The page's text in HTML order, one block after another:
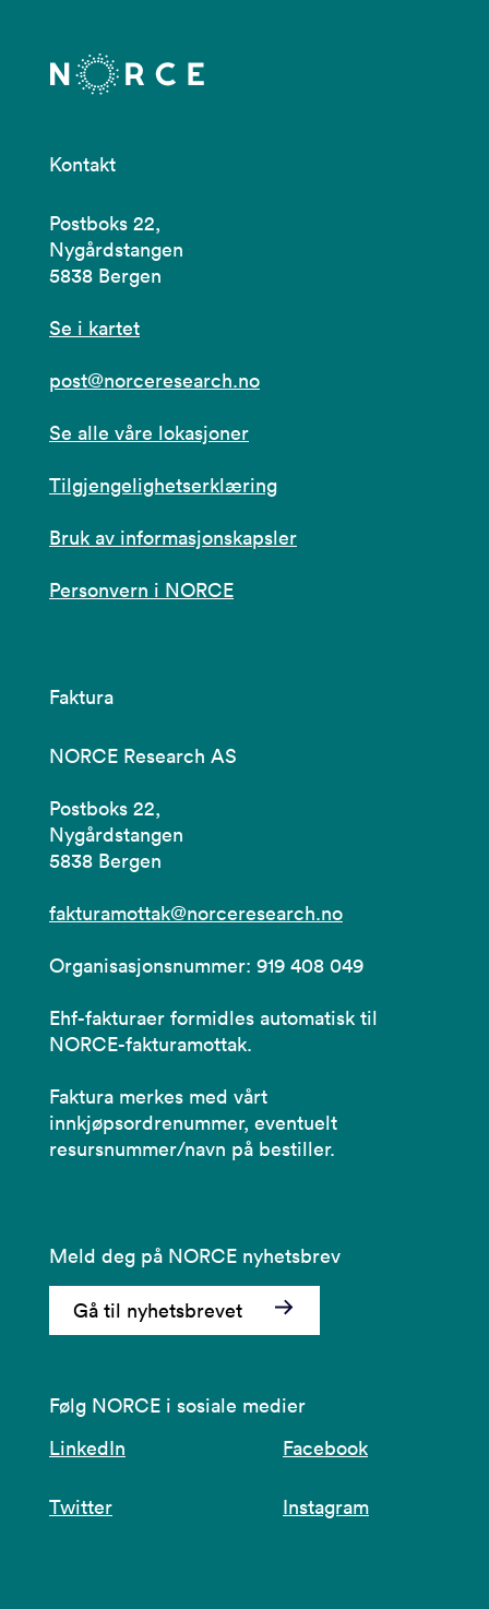
Kontakt
Postboks 22,
Nygårdstangen
5838 Bergen
Se i kartet
post@norceresearch.no
Se alle våre lokasjoner
Tilgjengelighetserklæring
Bruk av informasjonskapsler
Personvern i NORCE
Faktura
NORCE Research AS
Postboks 22,
Nygårdstangen
5838 Bergen
fakturamottak@norceresearch.no
Organisasjonsnummer: 919 408 049
Ehf-fakturaer formidles automatisk til
NORCE-fakturamottak.
Faktura merkes med vårt
innkjøpsordrenummer, eventuelt
resursnummer/navn på bestiller.
Meld deg på NORCE nyhetsbrev
Gå til nyhetsbrevet
Følg NORCE i sosiale medier
LinkedIn
Facebook
Twitter Instagram